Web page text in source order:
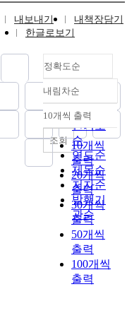
내보내기
내책장담기
한글로보기
정확도순
정확도
순
인기도
순
연도순
제목순
저자순
발행기
관순
내림차순
내림차순
10개씩 출력
10개씩
출력
20개씩
출력
30개씩
출력
50개씩
출력
100개씩
출력
조회